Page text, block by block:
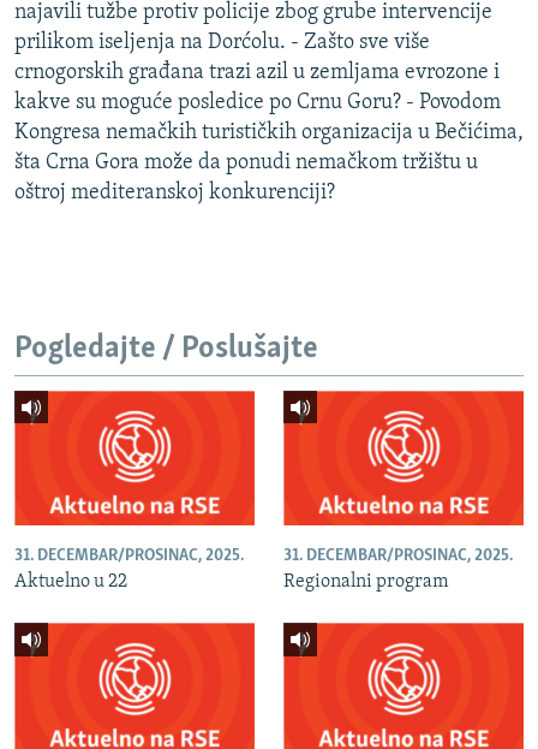
najavili tužbe protiv policije zbog grube intervencije
prilikom iseljenja na Dorćolu. - Zašto sve više
crnogorskih građana trazi azil u zemljama evrozone i
kakve su moguće posledice po Crnu Goru? - Povodom
Kongresa nemačkih turističkih organizacija u Bečićima,
šta Crna Gora može da ponudi nemačkom tržištu u
oštroj mediteranskoj konkurenciji?
Pogledajte / Poslušajte
31. DECEMBAR/PROSINAC, 2025.
Aktuelno u 22
31. DECEMBAR/PROSINAC, 2025.
Regionalni program